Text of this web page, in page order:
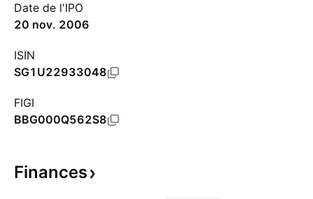
Date de l'IPO
20 nov. 2006
ISIN
SG1U22933048
FIGI
BBG000Q562S8
Finances